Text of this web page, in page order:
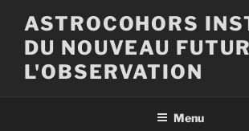
contenu
principal
ASTROCOHORS
DU NOUVEAU
L'OBSERVATION
Menu